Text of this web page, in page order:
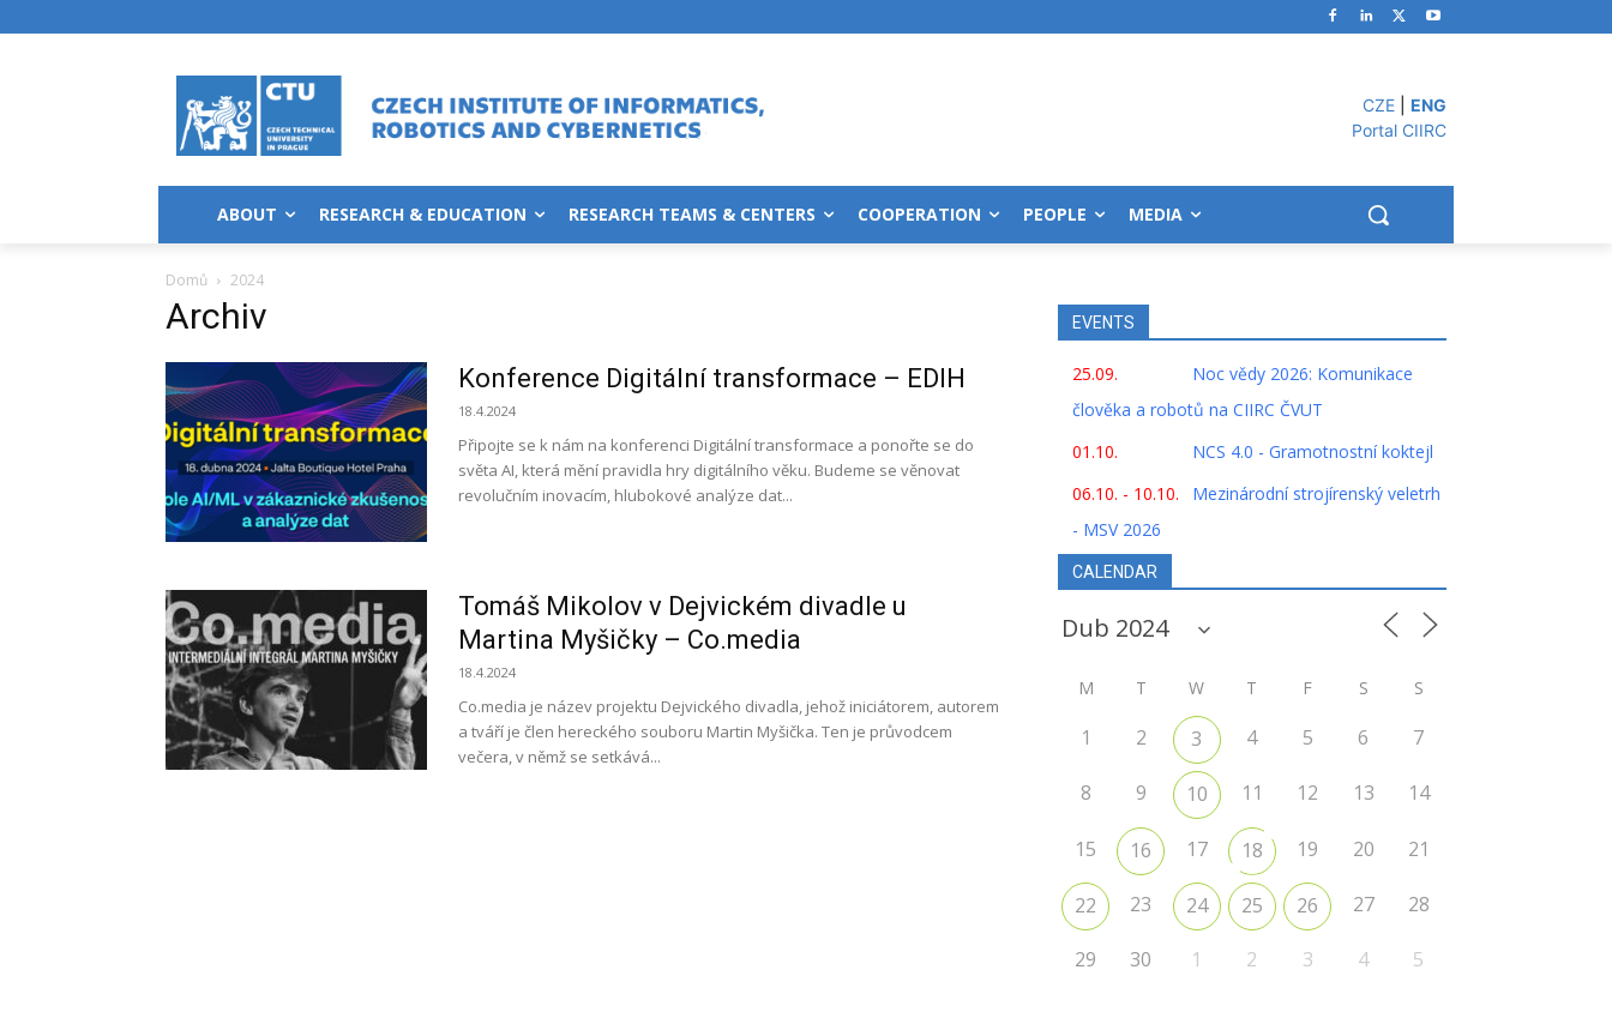
CZE
ENG
Portal CIIRC
ABOUT RESEARCH & EDUCATION RESEARCH TEAMS & CENTERS COOPERATION PEOPLE MEDIA
Domů 2024
Archiv
Konference Digitální transformace – EDIH
18.4.2024
Připojte se k nám na konferenci Digitální transformace a ponořte se do
světa AI, která mění pravidla hry digitálního věku. Budeme se věnovat
revolučním inovacím, hlubokové analýze dat...
Tomáš Mikolov v Dejvickém divadle u
Martina Myšičky – Co.media
18.4.2024
Co.media je název projektu Dejvického divadla, jehož iniciátorem, autorem
a tváří je člen hereckého souboru Martin Myšička. Ten je průvodcem
večera, v němž se setkává...
EVENTS
25.09.
Noc vědy 2026: Komunikace
člověka a robotů na CIIRC ČVUT
01.10.
NCS 4.0 - Gramotnostní koktejl
06.10. - 10.10.
Mezinárodní strojírenský veletrh
- MSV 2026
CALENDAR
M T W T F S S
1 2 3 4 5 6 7
8 9 10 11 12 13 14
15 16 17 18 19 20 21
22 23 24 25 26 27 28
29 30 1 2 3 4 5